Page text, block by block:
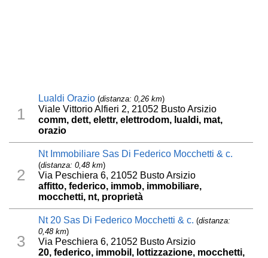
1
Lualdi Orazio (distanza: 0,26 km)
Viale Vittorio Alfieri 2, 21052 Busto Arsizio
comm, dett, elettr, elettrodom, lualdi, mat,
orazio
2
Nt Immobiliare Sas Di Federico Mocchetti & c.
(distanza: 0,48 km)
Via Peschiera 6, 21052 Busto Arsizio
affitto, federico, immob, immobiliare,
mocchetti, nt, proprietà
3
Nt 20 Sas Di Federico Mocchetti & c. (distanza:
0,48 km)
Via Peschiera 6, 21052 Busto Arsizio
20, federico, immobil, lottizzazione, mocchetti,